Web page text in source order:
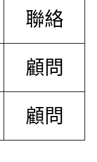
聯絡
顧問
顧問